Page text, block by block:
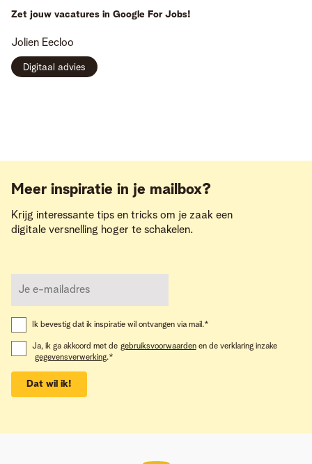
Zet jouw vacatures in Google For Jobs!
Jolien Eecloo
Digitaal advies
Meer inspiratie in je mailbox?
Krijg interessante tips en tricks om je zaak een
digitale versnelling hoger te schakelen.
Ik bevestig dat ik inspiratie wil ontvangen via mail.*
Ja, ik ga akkoord met de gebruiksvoorwaarden en de verklaring inzake
gegevensverwerking.*
Dat wil ik!